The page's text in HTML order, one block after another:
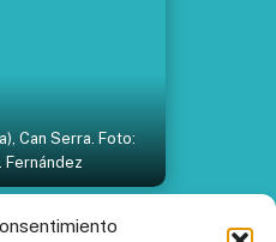
Can Serra. Foto:
Fernández